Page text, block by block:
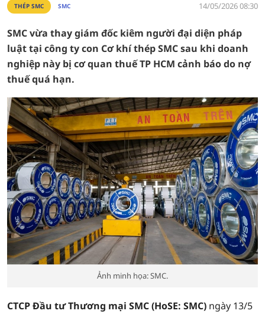
THÉP SMC SMC 14/05/2026 08:30
SMC vừa thay giám đốc kiêm người đại diện pháp
luật tại công ty con Cơ khí thép SMC sau khi doanh
nghiệp này bị cơ quan thuế TP HCM cảnh báo do nợ
thuế quá hạn.
Ảnh minh họa: SMC.
CTCP Đầu tư Thương mại SMC (HoSE: SMC) ngày 13/5